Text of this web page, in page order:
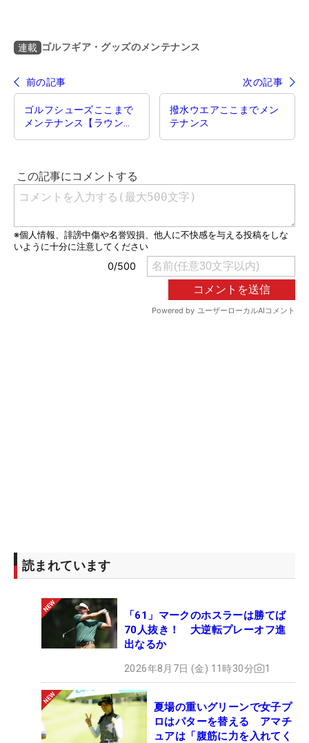
連載 ゴルフギア・グッズのメンテナンス
前の記事 次の記事
ゴルフシューズここまで
メンテナンス【ラウンド
撥水ウエアここまでメン
テナンス
読まれています
「61」マークのホスラーは勝てば
70人抜き！ 大逆転プレーオフ進
出なるか
2026年8月7日 (金) 11時30分 1
夏場の重いグリーンで女子プ
ロはパターを替える アマチ
ュアは「腹筋に力を入れてく